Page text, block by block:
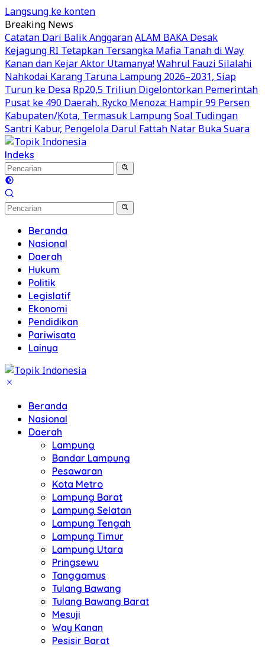
Langsung ke konten
Breaking News
Catatan Dari Balik AnggaranALAM BAKA Desak
Kejagung RI Tetapkan Tersangka Mafia Tanah di Way
Kanan dan Kejar Aktor Utamanya!Wahrul Fauzi Silalahi
Nahkodai Karang Taruna Lampung 2026–2031, Siap
Turun ke Desa Rp20,5 Triliun Digelontorkan Pemerintah
Pusat ke 490 Daerah, Rycko Menoza: Hampir 99 Persen
Kabupaten/Kota, Termasuk LampungSoal Tudingan
Santri Kabur, Pengelola Darul Fattah Natar Buka Suara
Indeks
Beranda
Nasional
Daerah
Hukum
Politik
Legislatif
Ekonomi
Pendidikan
Pariwisata
Lainya
Beranda
Nasional
Daerah
Lampung
Bandar Lampung
Pesawaran
Kota Metro
Lampung Barat
Lampung Selatan
Lampung Tengah
Lampung Timur
Lampung Utara
Pringsewu
Tanggamus
Tulang Bawang
Tulang Bawang Barat
Mesuji
Way Kanan
Pesisir Barat